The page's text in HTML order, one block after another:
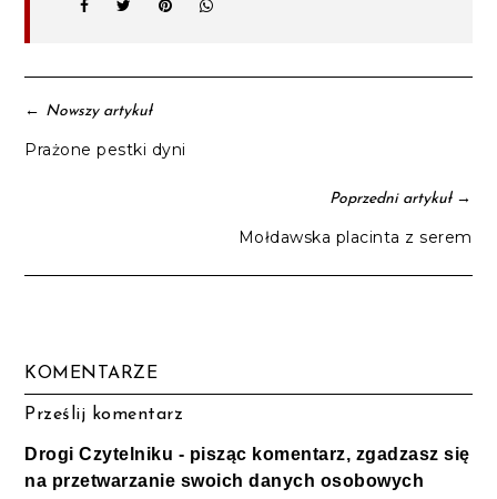
← Nowszy artykuł
Prażone pestki dyni
Poprzedni artykuł→
Mołdawska placinta z serem
KOMENTARZE
Prześlij komentarz
Drogi Czytelniku - pisząc komentarz, zgadzasz się
na przetwarzanie swoich danych osobowych